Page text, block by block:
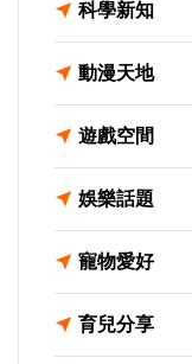
科學新知
動漫天地
遊戲空間
娛樂話題
寵物愛好
育兒分享